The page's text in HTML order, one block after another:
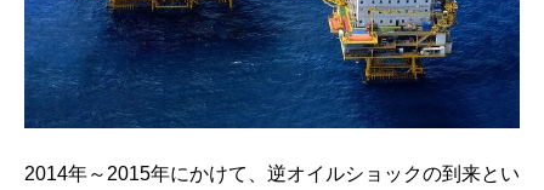
2014年～2015年にかけて、逆オイルショックの到来とい